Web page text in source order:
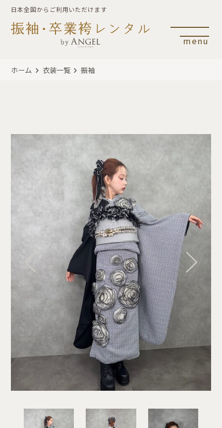
日本全国からご利用いただけます
menu
ホーム 衣装一覧 振袖